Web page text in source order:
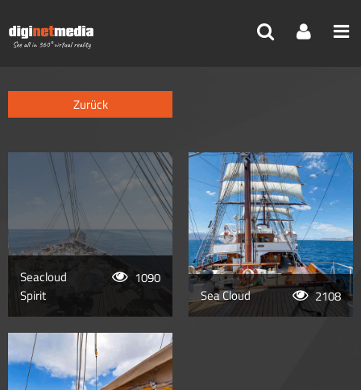
Reisebüro>Kreuzfahrten
Seacloud
Spirit
1090
Sea Cloud
2108